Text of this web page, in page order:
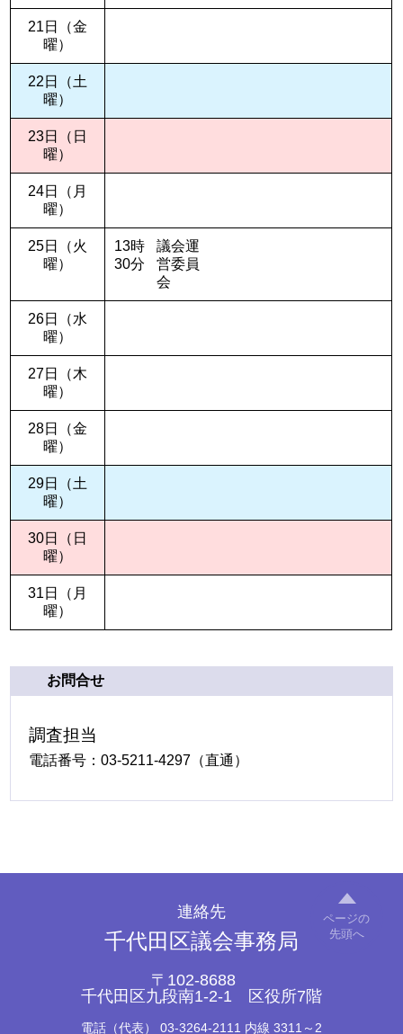
21日（金
曜）
22日（土
曜）
23日（日
曜）
24日（月
曜）
25日（火
曜）
13時
30分
議会運
営委員
会
26日（水
曜）
27日（木
曜）
28日（金
曜）
29日（土
曜）
30日（日
曜）
31日（月
曜）
お問合せ
調査担当
電話番号：03-5211-4297（直通）
ページの
先頭へ
連絡先
千代田区議会事務局
〒102-8688
千代田区九段南1-2-1 区役所7階
電話（代表） 03-3264-2111 内線 3311～2